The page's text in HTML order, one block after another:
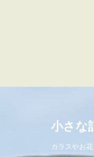
小さな
カラスやお